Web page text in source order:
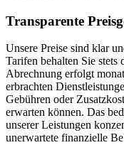
Transparente
Unsere Preise sind klar
Tarifen behalten Sie
Abrechnung erfolgt
erbrachten
Gebühren oder
erwarten können. Das
unserer Leistungen
unerwartete finanzielle